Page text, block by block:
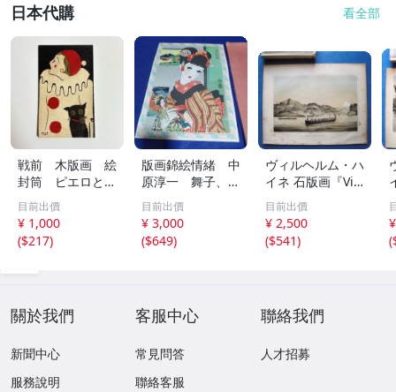
日本代購 看全部
戦前 木版画 絵
封筒 ピエロと黒
猫 ポチ袋
目前出價
¥ 1,000
($217)
版画錦絵情緒 中
原淳一 舞子、芸
子（戦前、戦後）
目前出價
¥ 3,000
($649)
ヴィルヘルム・ハ
イネ 石版画『Vie
w of Uraga, Yed
o Bay(江戸湾,浦
賀の風景)』1856
ペリー提督日本遠
目前出價
¥ 2,500
($541)
(
關於我們
新聞中心
服務說明
客服中心
常見問答
聯絡客服
聯絡我們
人才招募